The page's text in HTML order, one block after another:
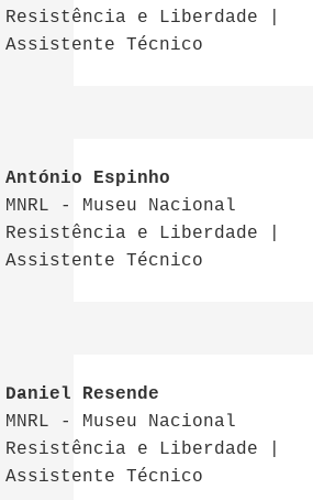
Resistência e Liberdade |
Assistente Técnico
António Espinho
MNRL - Museu Nacional
Resistência e Liberdade |
Assistente Técnico
Daniel Resende
MNRL - Museu Nacional
Resistência e Liberdade |
Assistente Técnico